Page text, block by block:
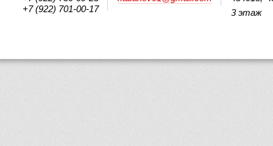
+7 (922) 701-00-17
3 этаж